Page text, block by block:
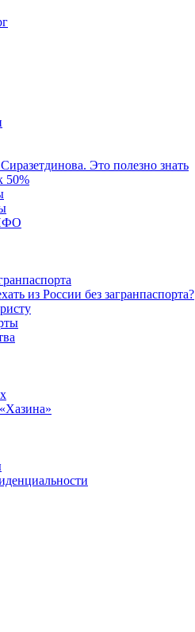
Это полезно знать
50%
из России без загранпаспорта?